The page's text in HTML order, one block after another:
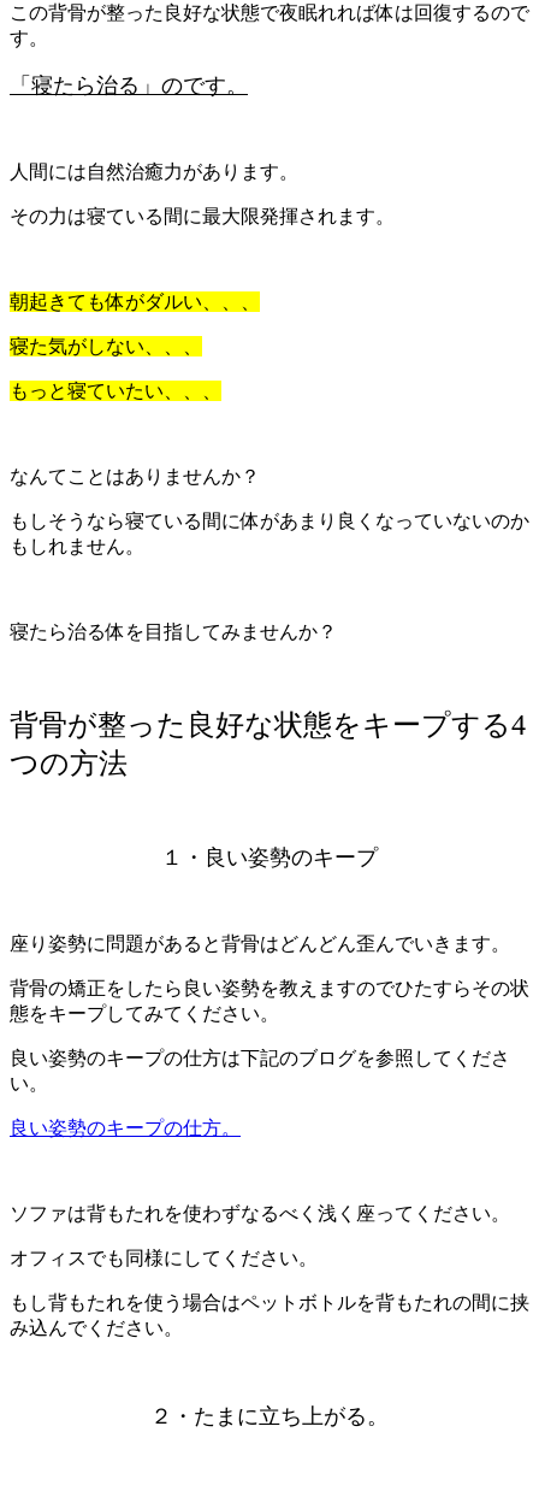
この背骨が整った良好な状態で夜眠れれば体は回復するので
す。
「寝たら治る」のです。
人間には自然治癒力があります。
その力は寝ている間に最大限発揮されます。
朝起きても体がダルい、、、
寝た気がしない、、、
もっと寝ていたい、、、
なんてことはありませんか？
もしそうなら寝ている間に体があまり良くなっていないのか
もしれません。
寝たら治る体を目指してみませんか？
背骨が整った良好な状態をキープする4
つの方法
１・良い姿勢のキープ
座り姿勢に問題があると背骨はどんどん歪んでいきます。
背骨の矯正をしたら良い姿勢を教えますのでひたすらその状
態をキープしてみてください。
良い姿勢のキープの仕方は下記のブログを参照してくださ
い。
良い姿勢のキープの仕方。
ソファは背もたれを使わずなるべく浅く座ってください。
オフィスでも同様にしてください。
もし背もたれを使う場合はペットボトルを背もたれの間に挟
み込んでください。
２・たまに立ち上がる。